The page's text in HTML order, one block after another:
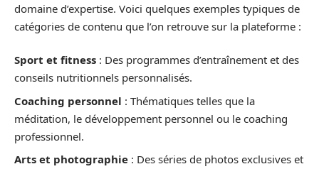
domaine d’expertise. Voici quelques exemples typiques de
catégories de contenu que l’on retrouve sur la plateforme :
Sport et fitness : Des programmes d’entraînement et des
conseils nutritionnels personnalisés.
Coaching personnel : Thématiques telles que la
méditation, le développement personnel ou le coaching
professionnel.
Arts et photographie : Des séries de photos exclusives et